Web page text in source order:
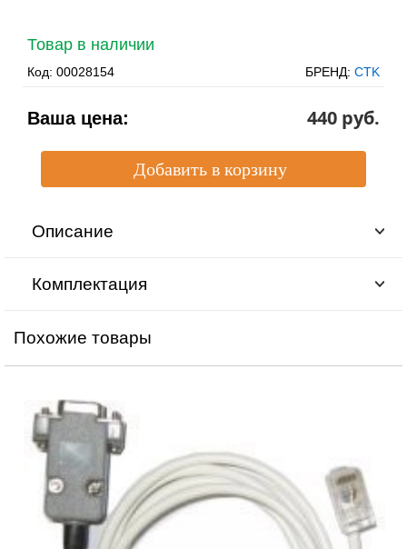
Товар в наличии
Код: 00028154 БРЕНД: CTK
Ваша цена: 440 pуб.
Описание
Комплектация
Похожие товары